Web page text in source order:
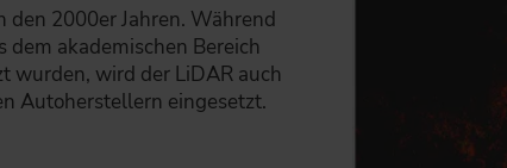
den 2000er Jahren. Während
akademischen Bereich
wurden, wird der LiDAR auch
Autoherstellern eingesetzt.